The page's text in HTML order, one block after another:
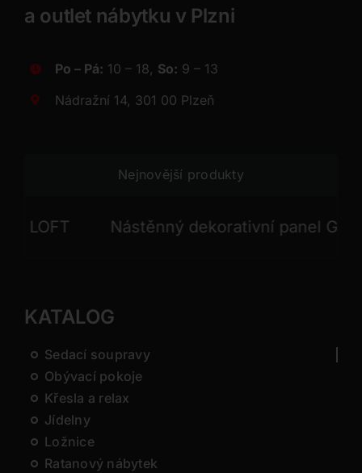
a outlet nábytku v Plzni
Po – Pá: 10 – 18, So: 9 – 13
Nádražní 14, 301 00 Plzeň
Nejnovější produkty
Nástěnný dekorativní panel GONG
KATALOG
Sedací soupravy
Obývací pokoje
Křesla a relax
Jídelny
Ložnice
Ratanový nábytek